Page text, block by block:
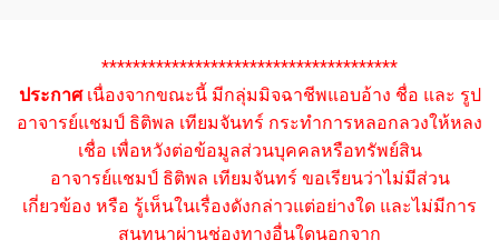
**************************************
ประกาศเนื่องจากขณะนี้ มีกลุ่มมิจฉาชีพแอบอ้าง ชื่อ และ รูป
อาจารย์แชมป์ ธิติพล เทียมจันทร์ กระทำการหลอกลวงให้หลง
เชื่อ เพื่อหวังต่อข้อมูลส่วนบุคคลหรือทรัพย์สิน
อาจารย์แชมป์ ธิติพล เทียมจันทร์ ขอเรียนว่าไม่มีส่วน
เกี่ยวข้อง หรือ รู้เห็นในเรื่องดังกล่าวแต่อย่างใด และไม่มีการ
สนทนาผ่านช่องทางอื่นใดนอกจาก